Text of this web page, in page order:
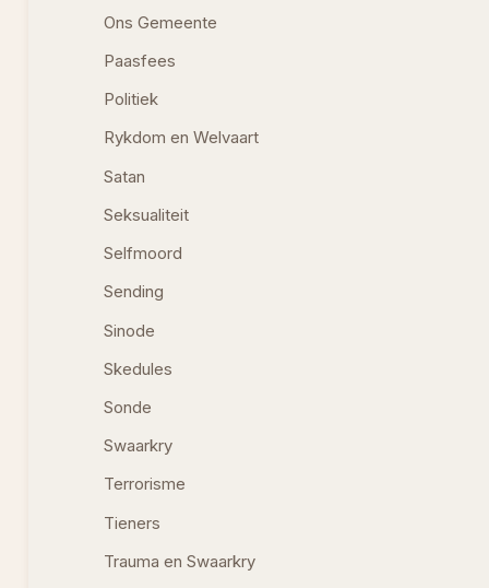
Ons Gemeente
Paasfees
Politiek
Rykdom en Welvaart
Satan
Seksualiteit
Selfmoord
Sending
Sinode
Skedules
Sonde
Swaarkry
Terrorisme
Tieners
Trauma en Swaarkry